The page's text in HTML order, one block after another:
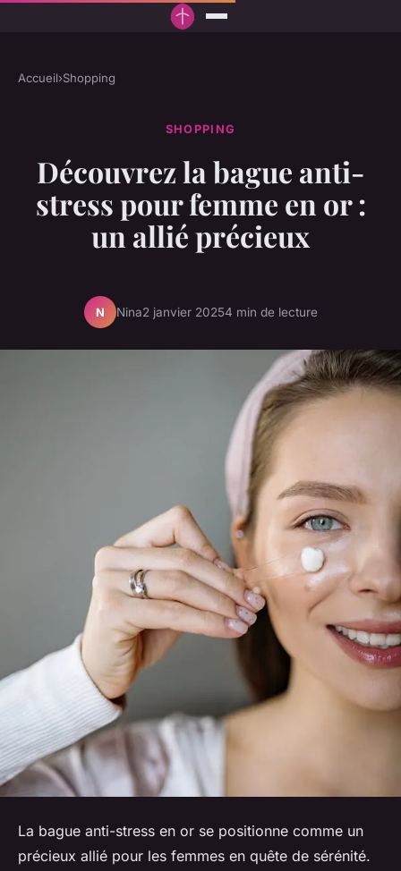
Accueil›Shopping
SHOPPING
Découvrez la bague anti-
stress pour femme en or :
un allié précieux
N Nina2 janvier 20254 min de lecture
La bague anti-stress en or se positionne comme un
précieux allié pour les femmes en quête de sérénité.